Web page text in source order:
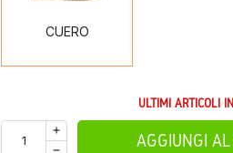
CUERO
ULTIMI ARTICOLI
AGGIUNGI